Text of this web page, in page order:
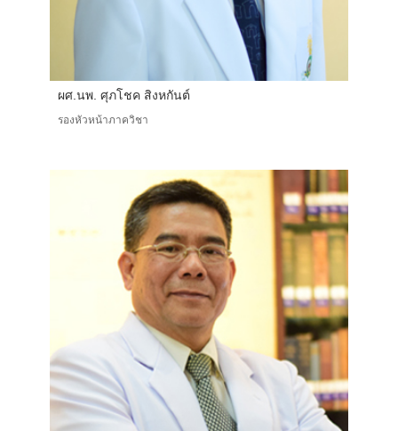
ผศ.นพ. ศุภโชค สิงหกันต์
รองหัวหน้าภาควิชา